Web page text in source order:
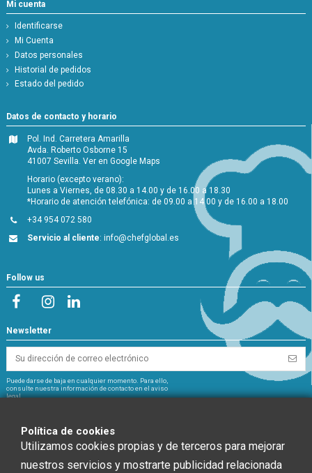
Mi cuenta
Identificarse
Mi Cuenta
Datos personales
Historial de pedidos
Estado del pedido
Datos de contacto y horario
Pol. Ind. Carretera Amarilla
Avda. Roberto Osborne 15
41007 Sevilla.Ver en Google Maps
Horario (excepto verano):
Lunes a Viernes, de 08.30 a 14.00 y de 16.00 a 18.30
*Horario de atención telefónica: de 09.00 a 14.00 y de 16.00 a 18.00
+34 954 072 580
Servicio al cliente:info@chefglobal.es
Follow us
Newsletter
Puede darse de baja en cualquier momento. Para ello,
consulte nuestra información de contacto en el aviso
legal.
Política de cookies
Utilizamos cookies propias y de terceros para mejorar
nuestros servicios y mostrarte publicidad relacionada